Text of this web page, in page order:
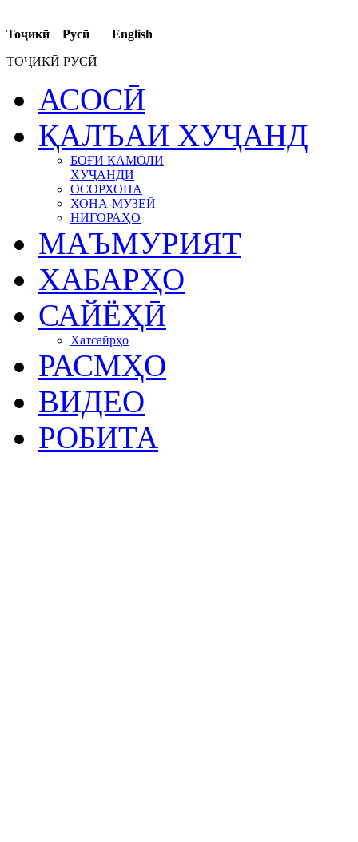
Тоҷикӣ Русӣ English
ТОҶИКӢ РУСӢ
АСОСӢ
ҚАЛЪАИ ХУҶАНД
БОҒИ КАМОЛИ
ХУҶАНДӢ
ОСОРХОНА
ХОНА-МУЗЕЙ
НИГОРАҲО
МАЪМУРИЯТ
ХАБАРҲО
САЙЁҲӢ
Хатсайрҳо
РАСМҲО
ВИДЕО
РОБИТА